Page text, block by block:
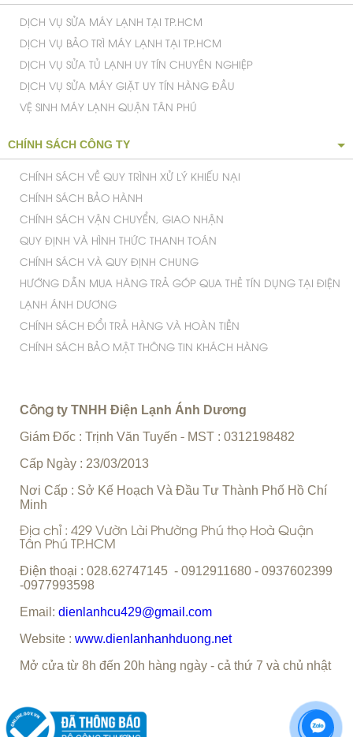
DỊCH VỤ SỬA MÁY LẠNH TẠI TP.HCM
DỊCH VỤ BẢO TRÌ MÁY LẠNH TẠI TP.HCM
DỊCH VỤ SỬA TỦ LẠNH UY TÍN CHUYÊN NGHIỆP
DỊCH VỤ SỬA MÁY GIẶT UY TÍN HÀNG ĐẦU
VỆ SINH MÁY LẠNH QUẬN TÂN PHÚ
CHÍNH SÁCH CÔNG TY
CHÍNH SÁCH VỀ QUY TRÌNH XỬ LÝ KHIẾU NẠI
CHÍNH SÁCH BẢO HÀNH
CHÍNH SÁCH VẬN CHUYỂN, GIAO NHẬN
QUY ĐỊNH VÀ HÌNH THỨC THANH TOÁN
CHÍNH SÁCH VÀ QUY ĐỊNH CHUNG
HƯỚNG DẪN MUA HÀNG TRẢ GÓP QUA THẺ TÍN DỤNG TẠI ĐIỆN
LẠNH ÁNH DƯƠNG
CHÍNH SÁCH ĐỔI TRẢ HÀNG VÀ HOÀN TIỀN
CHÍNH SÁCH BẢO MẬT THÔNG TIN KHÁCH HÀNG
Công ty TNHH Điện Lạnh Ánh Dương
Giám Đốc : Trịnh Văn Tuyến - MST : 0312198482
Cấp Ngày : 23/03/2013
Nơi Cấp : Sở Kế Hoạch Và Đầu Tư Thành Phố Hồ Chí
Minh
Địa chỉ : 429 Vườn Lài Phường Phú thọ Hoà Quận
Tân Phú TP.HCM
Điện thoại : 028.62747145 - 0912911680 - 0937602399
-0977993598
Email: dienlanhcu429@gmail.com
Website : www.dienlanhanhduong.net
Mở cửa từ 8h đến 20h hàng ngày - cả thứ 7 và chủ nhật